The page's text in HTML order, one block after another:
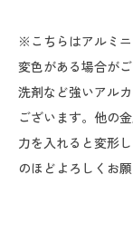
※こちらはアルミ
変色がある場合が
洗剤など強いアル
ございます。他の
力を入れると変形
のほどよろしくお願